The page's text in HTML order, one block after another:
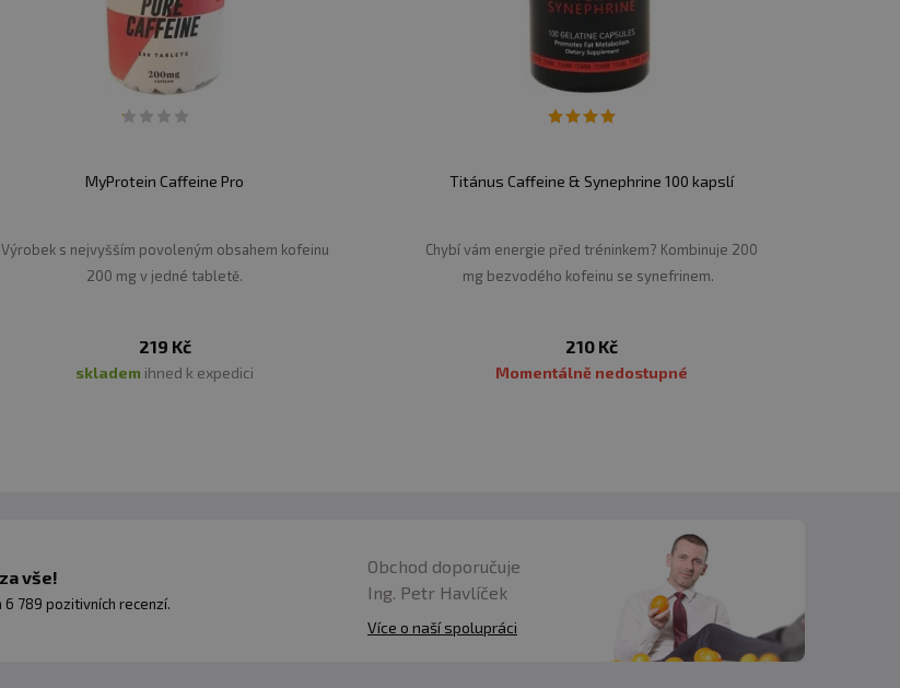
MyProtein Caffeine Pro
Výrobek s nejvyšším povoleným obsahem kofeinu
200 mg v jedné tabletě.
219 Kč
skladem ihned k expedici
Titánus Caffeine & Synephrine 100 kapslí
Chybí vám energie před tréninkem? Kombinuje 200
mg bezvodého kofeinu se synefrinem.
210 Kč
Momentálně nedostupné
vše!
6 789 pozitivních recenzí.
Obchod doporučuje
Ing. Petr Havlíček
Více o naší spolupráci